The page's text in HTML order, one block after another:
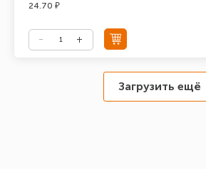
24.70 ₽
Загрузить ещё